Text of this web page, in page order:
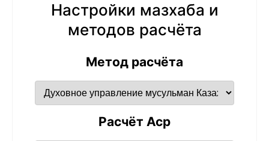
Настройки мазхаба и
методов расчёта
Метод расчёта
Расчёт Аср